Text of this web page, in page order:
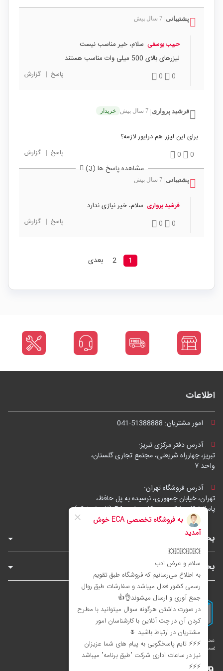
پشتیبانی 7 سال پیش
حبیب یوسفی سلام، خیر مناسب نیست
لیزرهای بالای 500 میلی وات مناسب هستند
0
0 پاسخ | گزارش
فرشید پرواری 7 سال پیش خریدار
برای این لیزر هم درایور لازمه؟
0
0 پاسخ | گزارش
مشاهده پاسخ ها (3)
پشتیبانی 7 سال پیش
فرشید پرواری سلام، خیر نیازی ندارد
0
0 پاسخ | گزارش
1
2 بعدی
اطلاعات
امور مشتریان: 041-51388888
آدرس دفتر مرکزی تبریز:
تبریز، چهارراه شریعتی، مجتمع تجاری گلستان،
واحد ۷
آدرس فروشگاه تهران:
تهران، خیابان جمهوری، نرسیده به پل حافظ،
پاساژ توکل، طبقه زیرهمکف، واحد B6 (تاپ ترونیک)
بخش‌های فروشگاه
بخش‌های سایت